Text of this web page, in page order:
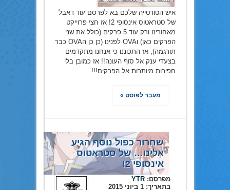
איש הטורטייה שלכם בא לפרסם עוד דאבל
של סטראטוס אינסופי 2! אז חצי פרוייקט
מאחורינו ורק עוד 5 פרקים (כולל את שני
הפרקים כאן) וOVA לפנינו (כן כן הOVA כבר
תורגמה), אז התכוננו כי אנחנו מתקדמים
בצעדי ענק אל סוף העונה!! אז כמובן בלי
חפירות מיותרות אל הפרקים!!!
מעבר לפוסט »
שחרור כפול נוסף הגיע
אלינו… של סטראטוס
אינסופי 2!
מפרסם:YTR
בתאריך:1 ביוני 2015